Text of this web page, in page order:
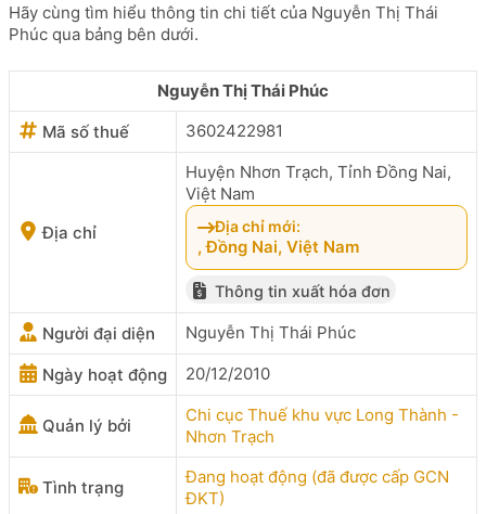
Hãy cùng tìm hiểu thông tin chi tiết của Nguyễn Thị Thái
Phúc qua bảng bên dưới.
Nguyễn Thị Thái Phúc
Mã số thuế
3602422981
Địa chỉ
Huyện Nhơn Trạch, Tỉnh Đồng Nai,
Việt Nam
Địa chỉ mới:
, Đồng Nai, Việt Nam
Thông tin xuất hóa đơn
Người đại diện Nguyễn Thị Thái Phúc
Ngày hoạt động 20/12/2010
Quản lý bởi
Chi cục Thuế khu vực Long Thành -
Nhơn Trạch
Tình trạng
Đang hoạt động (đã được cấp GCN
ĐKT)